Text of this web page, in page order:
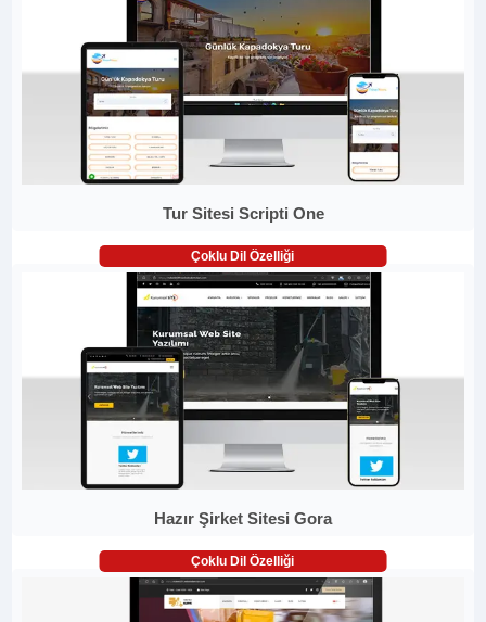
Tur Sitesi Scripti One
Çoklu Dil Özelliği
Hazır Şirket Sitesi Gora
Çoklu Dil Özelliği